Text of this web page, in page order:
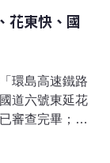
花東快、國
環島高速鐵路
道六號東延花
審查完畢；
花東快）推估